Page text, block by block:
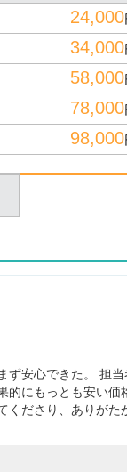
24,000
34,000
58,000
78,000
98,000
ず安心できた。 担
的にもっとも安い価
くださり、ありがた